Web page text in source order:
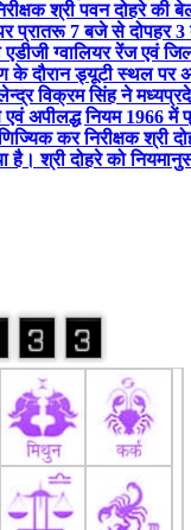
श्री पवन दोहरे की
पर प्रातरू 7 बजे से दोपहर
ग्वालियर रेंज एवं
के दौरान ड्यूटी स्थल पर
विक्रम सिंह ने
अपीलद्ध नियम 1966 में
कर निरीक्षक श्री
श्री दोहरे को